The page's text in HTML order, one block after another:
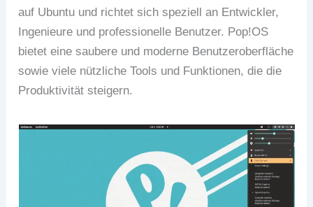
auf Ubuntu und richtet sich speziell an Entwickler,
Ingenieure und professionelle Benutzer. Pop!OS
bietet eine saubere und moderne Benutzeroberfläche
sowie viele nützliche Tools und Funktionen, die die
Produktivität steigern.